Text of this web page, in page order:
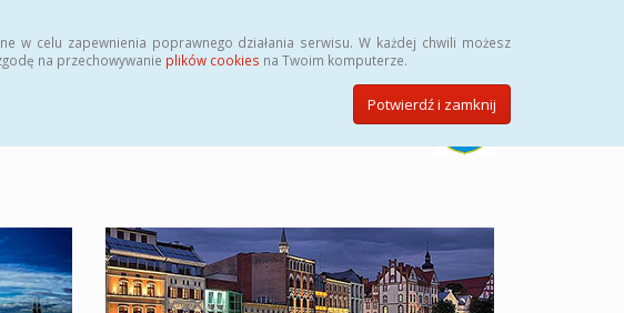
celu zapewnienia poprawnego działania serwisu. W każdej chwili możesz
na przechowywanie plików cookies na Twoim komputerze.
Potwierdź i zamknij